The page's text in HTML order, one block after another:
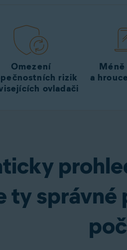
Omezení
rizik
ovladači
Méně
a
ty správné